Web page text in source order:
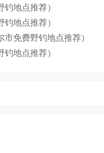
地点推荐）
地点推荐）
免费野钓地点推荐）
地点推荐）